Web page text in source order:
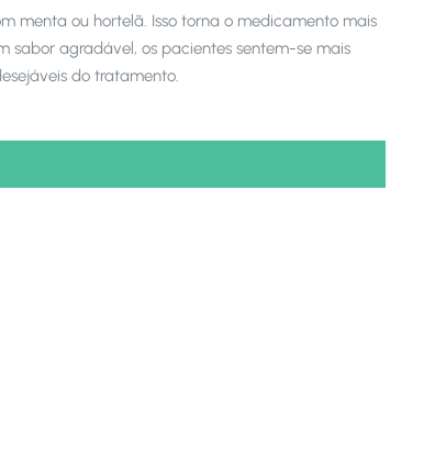
menta ou hortelã. Isso torna o medicamento mais
agradável, os pacientes sentem-se mais
do tratamento.